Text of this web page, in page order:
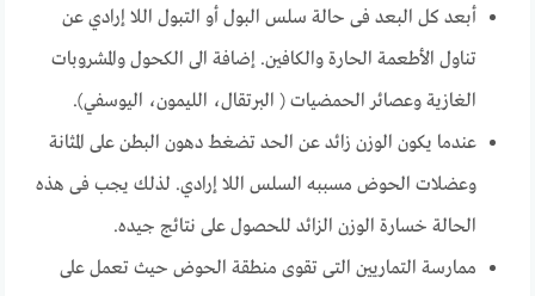
أبعد كل البعد فى حالة سلس البول أو التبول اللا إرادي عن
تناول الأطعمة الحارة والكافين. إضافة الى الكحول والمشروبات
الغازية وعصائر الحمضيات ( البرتقال، الليمون، اليوسفي).
عندما يكون الوزن زائد عن الحد تضغط دهون البطن على المثانة
وعضلات الحوض مسببه السلس اللا إرادي. لذلك يجب فى هذه
الحالة خسارة الوزن الزائد للحصول على نتائج جيده.
ممارسة التماريين التى تقوى منطقة الحوض حيث تعمل على